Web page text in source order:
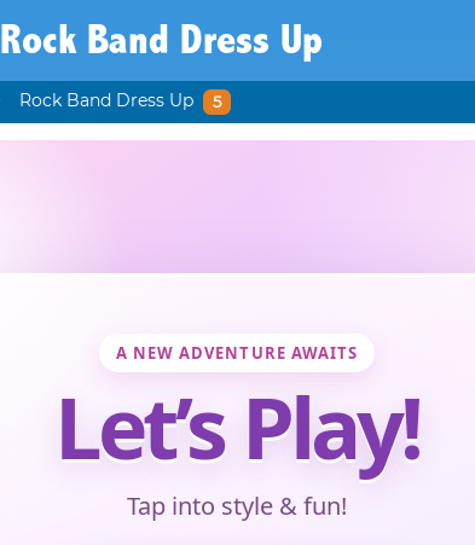
Rock Band Dress Up
Rock Band Dress Up 5